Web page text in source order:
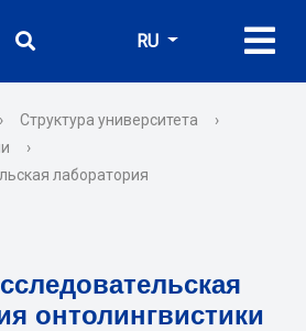
RU
› Структура университета
›
›
лаборатория
онтолингвистики